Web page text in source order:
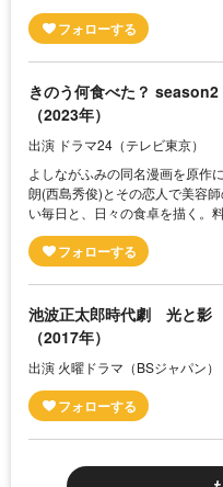
きのう何食べた？ season2
（2023年）
出演 ドラマ24（テレビ東京）
よしながふみの同名漫画を原作
朗(西島秀俊)とその恋人で美容
い毎日と、日々の食卓を描く。
池波正太郎時代劇 光と影
（2017年）
出演 火曜ドラマ（BSジャパン）